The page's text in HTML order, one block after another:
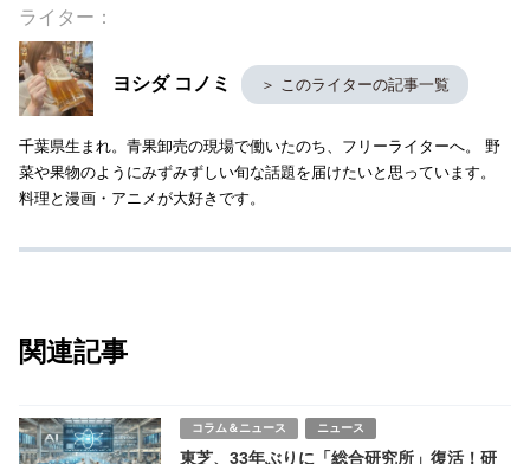
ライター：
ヨシダ コノミ ＞ このライターの記事一覧
千葉県生まれ。青果卸売の現場で働いたのち、フリーライターへ。 野
菜や果物のようにみずみずしい旬な話題を届けたいと思っています。
料理と漫画・アニメが大好きです。
関連記事
コラム＆ニュース ニュース
東芝、33年ぶりに「総合研究所」復活！研